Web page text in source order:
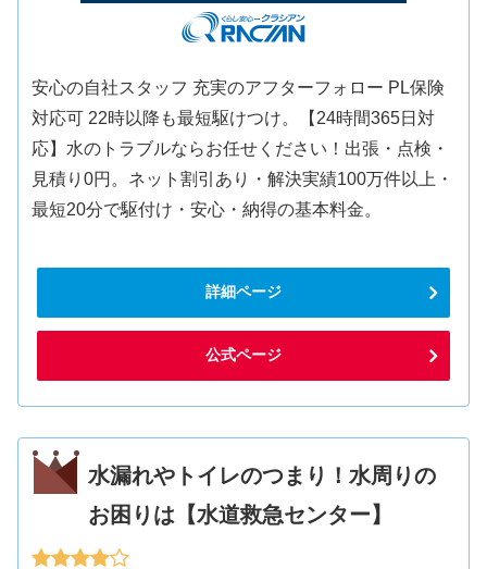
安心の自社スタッフ 充実のアフターフォロー PL保険
対応可 22時以降も最短駆けつけ。【24時間365日対
応】水のトラブルならお任せください！出張・点検・
見積り0円。ネット割引あり・解決実績100万件以上・
最短20分で駆付け・安心・納得の基本料金。
詳細ページ
公式ページ
水漏れやトイレのつまり！水周りの
お困りは【水道救急センター】